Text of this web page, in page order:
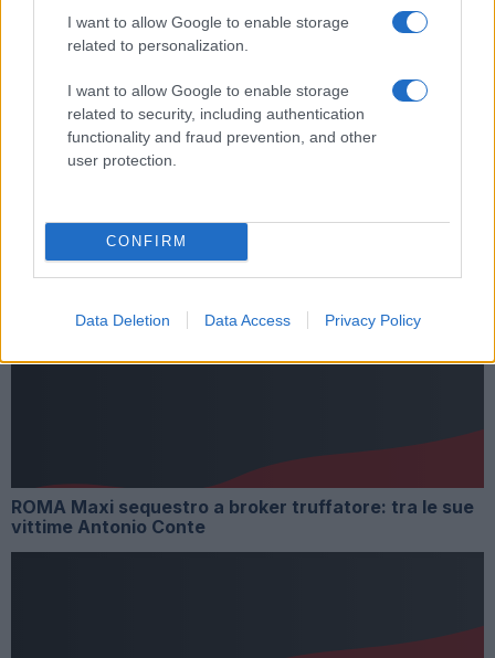
I want to allow Google to enable storage
related to personalization.
I want to allow Google to enable storage
related to security, including authentication
functionality and fraud prevention, and other
user protection.
CONFIRM
Data Deletion Data Access Privacy Policy
Riciclaggio
ARTICOLI CORRELATI
Gina Lollobrigida truffata: nei guai l’ex assistente
ROMA Maxi sequestro a broker truffatore: tra le sue
vittime Antonio Conte